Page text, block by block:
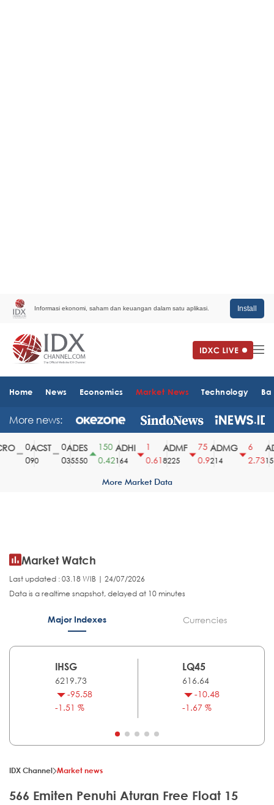
Informasi ekonomi, saham dan keuangan dalam satu aplikasi. Install
Home News Economics Market News Technology
More news:
ACST
90
ADES
35550
150
0.42
ADHI
164
0.61
ADMF
8225
75
0.9
ADMG
214
2.731510
More Market Data
Market Watch
Last updated : 03.18 WIB | 24/07/2026
Data is a realtime snapshot, delayed at 10 minutes
Major Indexes Currencies
IHSG
6219.73
-95.58
-1.51 %
LQ45
616.64
-10.48
-1.67 %
IDX Channel Market news
566 Emiten Penuhi Aturan Free Float 15